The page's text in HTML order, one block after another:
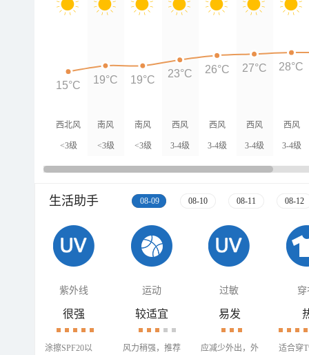
西北风
<3级
南风
<3级
南风
<3级
西风
3-4级
西风
3-4级
西风
3-4级
西风
3-4级
15°C 19°C 19°C 23°C 26°C 27°C 28°C
生活助手 08-09 08-10 08-11 08-12
紫外线 运动 过敏 穿
很强
涂擦SPF20以
较适宜
风力稍强，推荐
易发
应减少外出，外
适合穿